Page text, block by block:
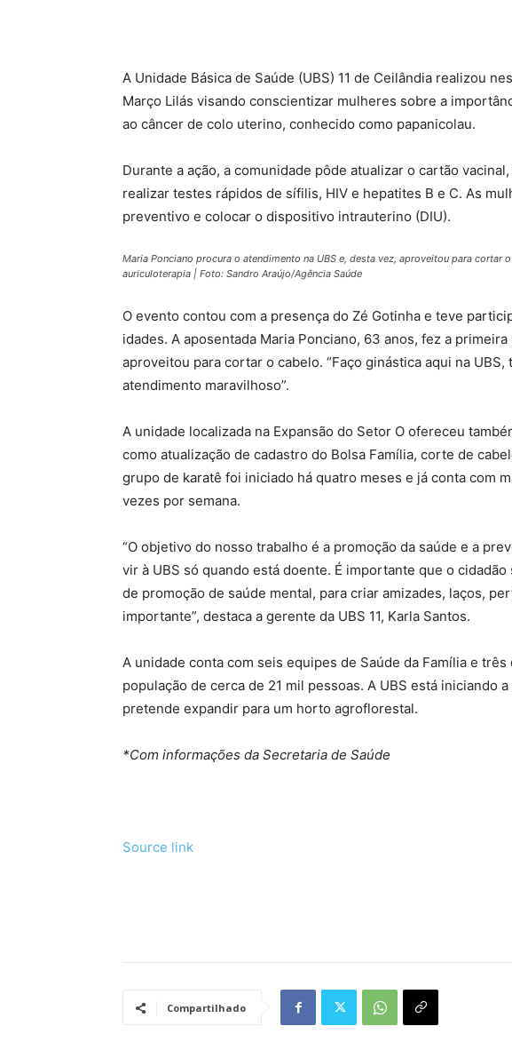
A Unidade Básica de Saúde (UBS) 11 de Ceilândia realizou
Março Lilás visando conscientizar mulheres sobre a
ao câncer de colo uterino, conhecido como papanicolau.
Durante a ação, a comunidade pôde atualizar o cartão
realizar testes rápidos de sífilis, HIV e hepatites B e C. As
preventivo e colocar o dispositivo intrauterino (DIU).
Maria Ponciano procura o atendimento na UBS e, desta vez, aproveitou para cortar
auriculoterapia | Foto: Sandro Araújo/Agência Saúde
O evento contou com a presença do Zé Gotinha e teve
idades. A aposentada Maria Ponciano, 63 anos, fez a
aproveitou para cortar o cabelo. “Faço ginástica aqui na
atendimento maravilhoso”.
A unidade localizada na Expansão do Setor O ofereceu
como atualização de cadastro do Bolsa Família, corte de
grupo de karatê foi iniciado há quatro meses e já conta com
vezes por semana.
“O objetivo do nosso trabalho é a promoção da saúde e a
vir à UBS só quando está doente. É importante que o
de promoção de saúde mental, para criar amizades, laços,
importante”, destaca a gerente da UBS 11, Karla Santos.
A unidade conta com seis equipes de Saúde da Família e
população de cerca de 21 mil pessoas. A UBS está iniciando
pretende expandir para um horto agroflorestal.
*Com informações da Secretaria de Saúde
Source link
Compartilhado